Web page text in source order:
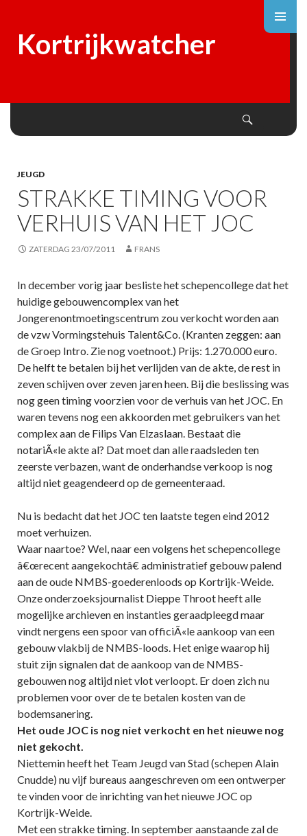
Kortrijkwatcher
JEUGD
STRAKKE TIMING VOOR
VERHUIS VAN HET JOC
ZATERDAG 23/07/2011 FRANS
In december vorig jaar besliste het schepencollege dat het
huidige gebouwencomplex van het
Jongerenontmoetingscentrum zou verkocht worden aan
de vzw Vormingstehuis Talent&Co. (Kranten zeggen: aan
de Groep Intro. Zie nog voetnoot.) Prijs: 1.270.000 euro.
De helft te betalen bij het verlijden van de akte, de rest in
zeven schijven over zeven jaren heen. Bij die beslissing was
nog geen timing voorzien voor de verhuis van het JOC. En
waren tevens nog een akkoorden met gebruikers van het
complex aan de Filips Van Elzaslaan. Bestaat die
notariÃ«le akte al? Dat moet dan alle raadsleden ten
zeerste verbazen, want de onderhandse verkoop is nog
altijd niet geagendeerd op de gemeenteraad.
Nu is bedacht dat het JOC ten laatste tegen eind 2012
moet verhuizen.
Waar naartoe? Wel, naar een volgens het schepencollege
â€œrecent aangekochtâ€ administratief gebouw palend
aan de oude NMBS-goederenloods op Kortrijk-Weide.
Onze onderzoeksjournalist Dieppe Throot heeft alle
mogelijke archieven en instanties geraadpleegd maar
vindt nergens een spoor van officiÃ«le aankoop van een
gebouw vlakbij de NMBS-loods. Het enige waarop hij
stuit zijn signalen dat de aankoop van de NMBS-
gebouwen nog altijd niet vlot verloopt. Er doen zich nu
problemen voor over de te betalen kosten van de
bodemsanering.
Het oude JOC is nog niet verkocht en het nieuwe nog
niet gekocht.
Niettemin heeft het Team Jeugd van Stad (schepen Alain
Cnudde) nu vijf bureaus aangeschreven om een ontwerper
te vinden voor de inrichting van het nieuwe JOC op
Kortrijk-Weide.
Met een strakke timing. In september aanstaande zal de